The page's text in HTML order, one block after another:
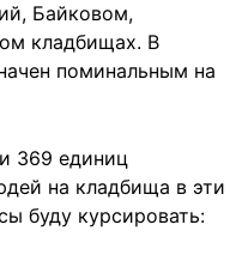
Байковом,
кладбищах. В
поминальным на
369 единиц
на кладбища в эти
буду курсировать: